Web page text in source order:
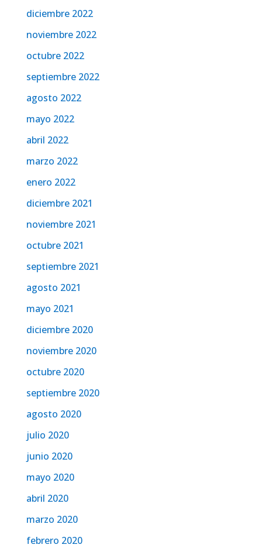
diciembre 2022
noviembre 2022
octubre 2022
septiembre 2022
agosto 2022
mayo 2022
abril 2022
marzo 2022
enero 2022
diciembre 2021
noviembre 2021
octubre 2021
septiembre 2021
agosto 2021
mayo 2021
diciembre 2020
noviembre 2020
octubre 2020
septiembre 2020
agosto 2020
julio 2020
junio 2020
mayo 2020
abril 2020
marzo 2020
febrero 2020